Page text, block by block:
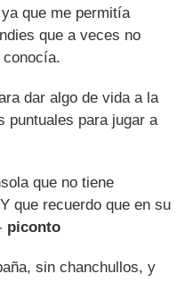
que me permitía
que a veces no
dar algo de vida a la
puntuales para jugar a
que no tiene
que recuerdo que en su
piconto
sin chanchullos, y